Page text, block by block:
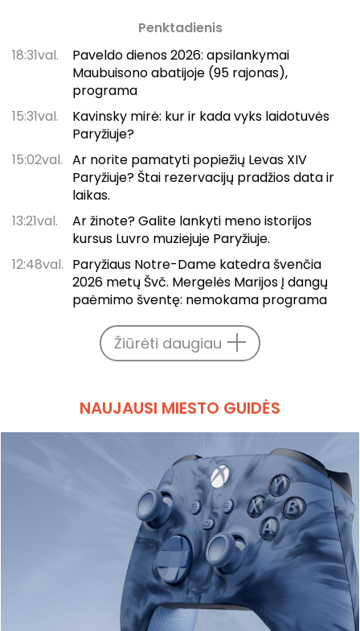
Penktadienis
18:31val.
Paveldo dienos 2026: apsilankymai
Maubuisono abatijoje (95 rajonas),
programa
15:31val.
Kavinsky mirė: kur ir kada vyks laidotuvės
Paryžiuje?
15:02val. Ar norite pamatyti popiežių Levas XIV
Paryžiuje? Štai rezervacijų pradžios data ir
laikas.
13:21val.
Ar žinote? Galite lankyti meno istorijos
kursus Luvro muziejuje Paryžiuje.
12:48val. Paryžiaus Notre-Dame katedra švenčia
2026 metų Švč. Mergelės Marijos Į dangų
paėmimo šventę: nemokama programa
Žiūrėti daugiau
NAUJAUSI MIESTO GUIDĖS